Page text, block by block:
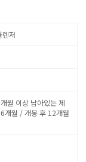
렌저
월 이상 남아있는 제
개월 / 개봉 후 12개월